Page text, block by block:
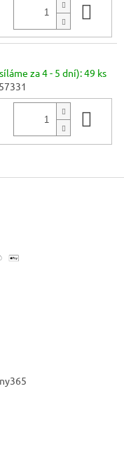
za 4 - 5 dní):49 ks